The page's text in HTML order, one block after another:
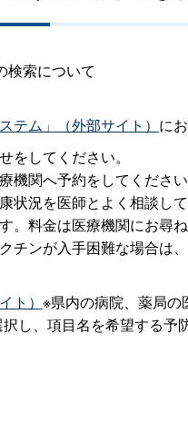
検索について
テム」（外部サイト） に
をしてください。
機関へ予約をしてください
状況を医師とよく相談して
。料金は医療機関にお尋ね
チンが入手困難な場合は
ト） ※県内の病院、薬局の
し、項目名を希望する予